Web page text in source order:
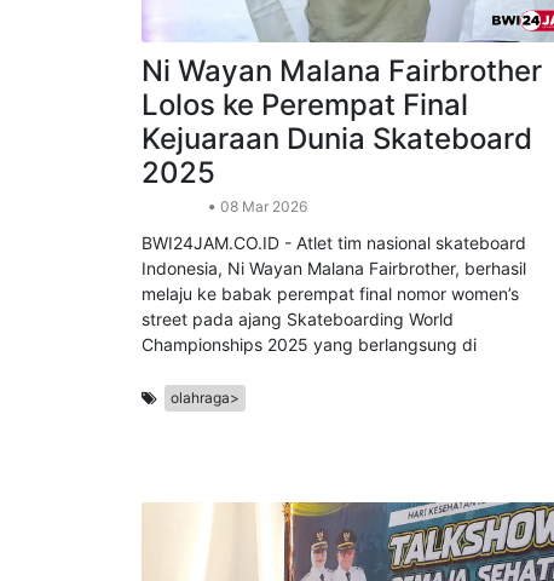
Ni Wayan Malana Fairbrother
Lolos ke Perempat Final
Kejuaraan Dunia Skateboard
2025
Olahraga 08 Mar 2026
BWI24JAM.CO.ID - Atlet tim nasional skateboard
Indonesia, Ni Wayan Malana Fairbrother, berhasil
street pada ajang Skateboarding World
Championships 2025 yang berlangsung di